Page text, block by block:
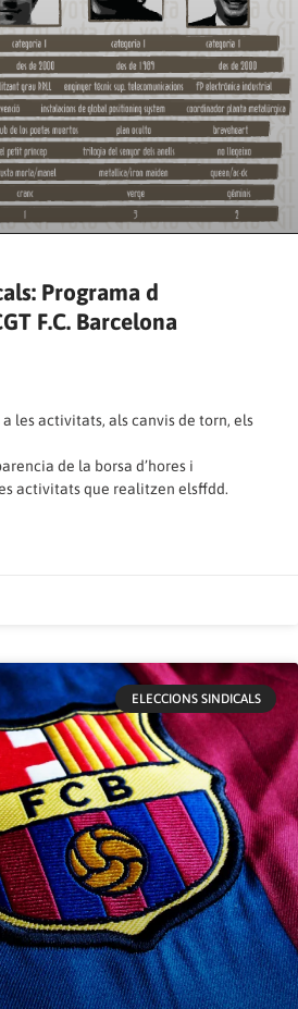
Programa d
F.C. Barcelona
les activitats, als canvis de torn, els
de la borsa d’hores i
activitats que realitzen elsffdd.
ELECCIONS SINDICALS